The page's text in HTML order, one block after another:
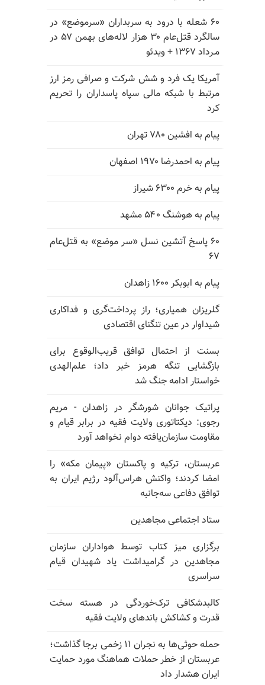
۶۰ شعله با درود به سربداران «سرموضع» در
سالگرد قتل‌عام ۳۰ هزار لاله‌های بهمن ۵۷ در
مـرداد ۱۳۶۷ + ویدئو
آمریکا یک فرد و شش شرکت و صرافی رمز ارز
مرتبط با شبکه مالی سپاه پاسداران را تحریم
کرد
پیام به افشین ۷۸۰ تهران
پیام به احمدرضا ۱۹۷۰ اصفهان
پیام به خرم ۶۳۰۰ شیراز
پیام به هوشنگ ۵۴۰ مشهد
۶۰ پاسخ آتشین نسل «سر موضع» به قتل‌عام
۶۷
پیام به ابوبکر ۱۶۰۰ زاهدان
گلریزان همیاری؛ راز پرداخت‌گری و فداکاری
شیداوار در عین تنگنای اقتصادی
بسنت از احتمال توافق قریب‌الوقوع برای
بازگشایی تنگه هرمز خبر داد؛ علم‌الهدی
خواستار ادامه جنگ شد
پراتیک جوانان شورشگر در زاهدان - مریم
رجوی: دیکتاتوری ولایت فقیه در برابر قیام و
مقاومت سازمان‌یافته دوام نخواهد آورد
عربستان، ترکیه و پاکستان «پیمان مکه» را
امضا کردند؛ واکنش هراس‌آلود رژیم ایران به
توافق دفاعی سه‌جانبه
ستاد اجتماعی مجاهدین
برگزاری میز کتاب توسط هواداران سازمان
مجاهدین در گرامیداشت یاد شهیدان قیام
سراسری
کالبدشکافی ترک‌خوردگی در هسته سخت
قدرت و کشاکش باندهای ولایت فقیه
حمله حوثی‌ها به نجران ۱۱ زخمی برجا گذاشت؛
عربستان از خطر حملات هماهنگ مورد حمایت
ایران هشدار داد